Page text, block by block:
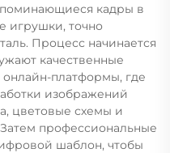
кадры в
игрушки, точно
Процесс начинается
качественные
платформы, где
изображений
цветовые схемы и
профессиональные
шаблон, чтобы